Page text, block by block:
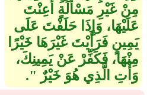
مِنْ غَيْرِ مَسْأَلَةٍ أُعِنْتَ
عَلَيْهَا، وَإِذَا حَلَفْتَ عَلَى
يَمِينٍ فَرَأَيْتَ غَيْرَهَا خَيْرًا
مِنْهَا، فَكَفِّرْ عَنْ يَمِينِكَ،
وَأْتِ الَّذِي هُوَ خَيْرٌ ‏"‏‏.‏